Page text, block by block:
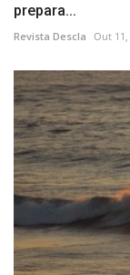
prepara...
Revista Descla Out 11,